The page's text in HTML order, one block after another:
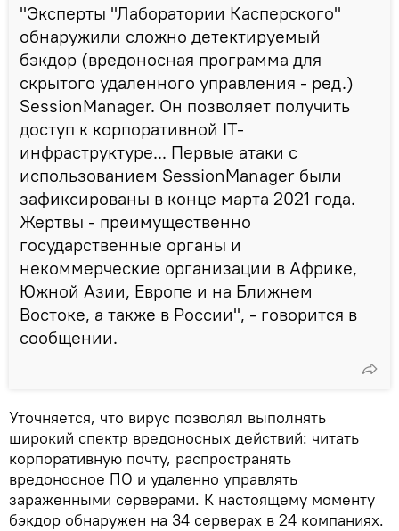
"Эксперты "Лаборатории Касперского"
обнаружили сложно детектируемый
бэкдор (вредоносная программа для
скрытого удаленного управления - ред.)
SessionManager. Он позволяет получить
доступ к корпоративной IT-
инфраструктуре... Первые атаки с
использованием SessionManager были
зафиксированы в конце марта 2021 года.
Жертвы - преимущественно
государственные органы и
некоммерческие организации в Африке,
Южной Азии, Европе и на Ближнем
Востоке, а также в России", - говорится в
сообщении.
Уточняется, что вирус позволял выполнять
широкий спектр вредоносных действий: читать
корпоративную почту, распространять
вредоносное ПО и удаленно управлять
зараженными серверами. К настоящему моменту
бэкдор обнаружен на 34 серверах в 24 компаниях.